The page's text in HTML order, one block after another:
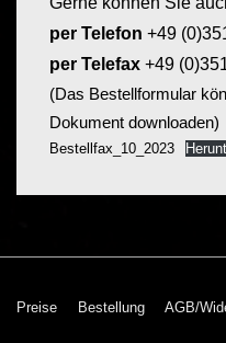
n
g
*
per Telefon +49
per Telefax +49
(Das Bestellformular
Dokument downloaden)
Bestellfax_10_2023
Footer-
Preise Bestellung AGB/